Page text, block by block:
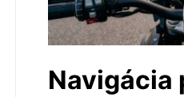
Navigácia